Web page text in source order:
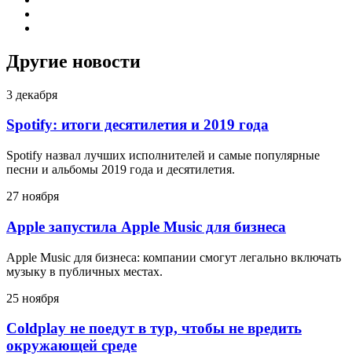
Другие новости
3 декабря
Spotify: итоги десятилетия и 2019 года
Spotify назвал лучших исполнителей и самые популярные
песни и альбомы 2019 года и десятилетия.
27 ноября
Apple запустила Apple Music для бизнеса
Apple Music для бизнеса: компании смогут легально включать
музыку в публичных местах.
25 ноября
Coldplay не поедут в тур, чтобы не вредить
окружающей среде